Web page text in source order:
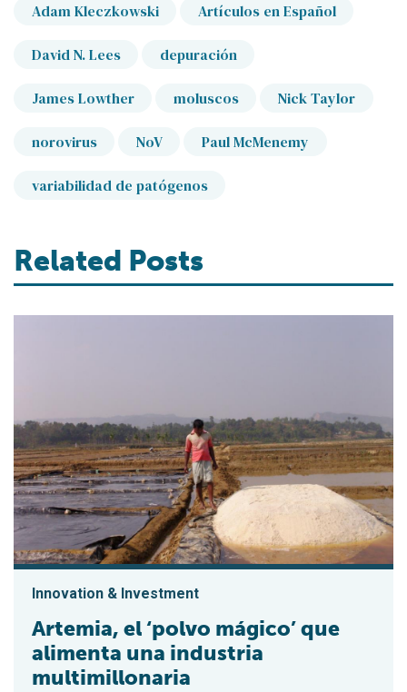
Adam Kleczkowski Artículos en Español
David N. Lees depuración
James Lowther moluscos Nick Taylor
norovirus NoV Paul McMenemy
variabilidad de patógenos
Related Posts
Innovation & Investment
Artemia, el ‘polvo mágico’ que
alimenta una industria
multimillonaria